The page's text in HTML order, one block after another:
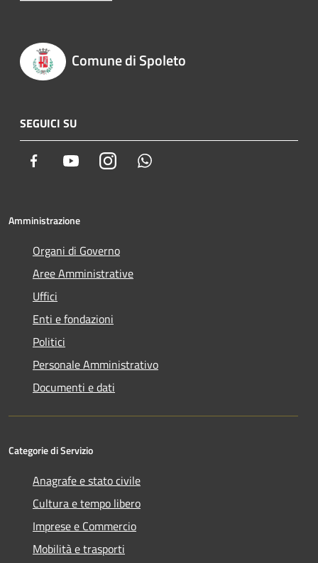
Comune di Spoleto
SEGUICI SU
Facebook YoutubeInstagram
Amministrazione
Organi di Governo
Aree Amministrative
Uffici
Enti e fondazioni
Politici
Personale Amministrativo
Documenti e dati
Categorie di Servizio
Anagrafe e stato civile
Cultura e tempo libero
Imprese e Commercio
Mobilità e trasporti